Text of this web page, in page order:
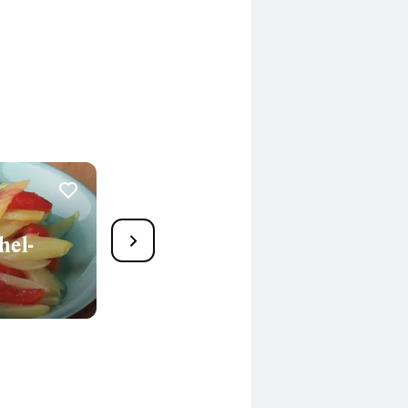
1
Zanderfilet auf Fenchel-
Tomaten-Reis